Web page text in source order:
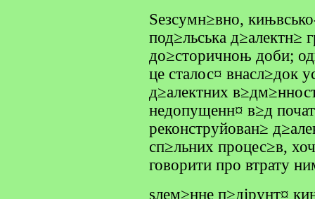
Ѕезсумн≥вно,
под≥льська д≥алектн≥
до≥сторичноњ доби;
це сталос¤ внасл≥док
д≥алектних
недопущенн¤ в≥д
реконструйован≥
сп≥льних процес≥в,
говорити про втрату
ѕлем≥нне п≥дірунт¤